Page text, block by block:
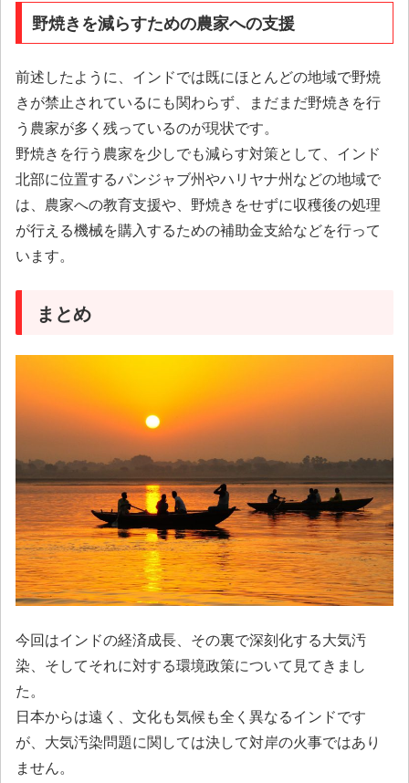
野焼きを減らすための農家への支援
前述したように、インドでは既にほとんどの地域で野焼
きが禁止されているにも関わらず、まだまだ野焼きを行
う農家が多く残っているのが現状です。
野焼きを行う農家を少しでも減らす対策として、インド
北部に位置するパンジャブ州やハリヤナ州などの地域で
は、農家への教育支援や、野焼きをせずに収穫後の処理
が行える機械を購入するための補助金支給などを行って
います。
まとめ
今回はインドの経済成長、その裏で深刻化する大気汚
染、そしてそれに対する環境政策について見てきまし
た。
日本からは遠く、文化も気候も全く異なるインドです
が、大気汚染問題に関しては決して対岸の火事ではあり
ません。